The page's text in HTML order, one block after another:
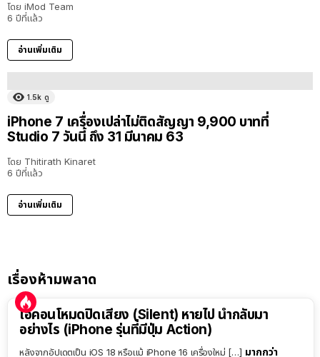
โดย iMod Team
6 ปีที่แล้ว
อ่านเพิ่มเติม
1.5k ดู
iPhone 7 เครื่องเปล่าไม่ติดสัญญา 9,900 บาทที่
Studio 7 วันนี้ ถึง 31 มีนาคม 63
โดย Thitirath Kinaret
6 ปีที่แล้ว
อ่านเพิ่มเติม
เรื่องห้ามพลาด
ไอคอนโหมดปิดเสียง (Silent) หายไป นำกลับมา
อย่างไร (iPhone รุ่นที่มีปุ่ม Action)
หลังจากอัปเดตเป็น iOS 18 หรือแม้ iPhone 16 เครื่องใหม่ […] มากกว่า